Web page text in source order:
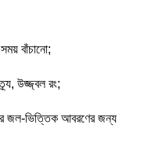
বাঁচানো;
উজ্জ্বল রং;
জল-ভিত্তিক আবরণের জন্য